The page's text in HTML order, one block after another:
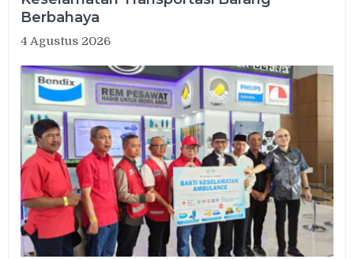
Berbahaya
4 Agustus 2026